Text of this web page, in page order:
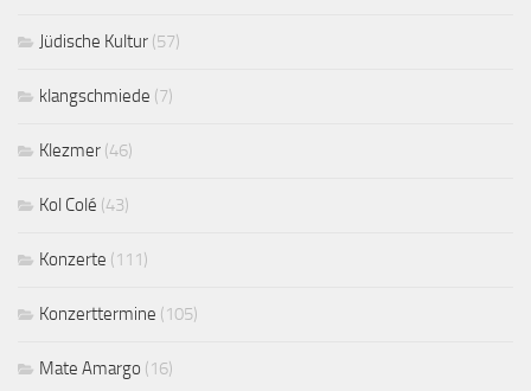
Jüdische Kultur (57)
klangschmiede (7)
Klezmer (46)
Kol Colé (43)
Konzerte (111)
Konzerttermine (105)
Mate Amargo (16)